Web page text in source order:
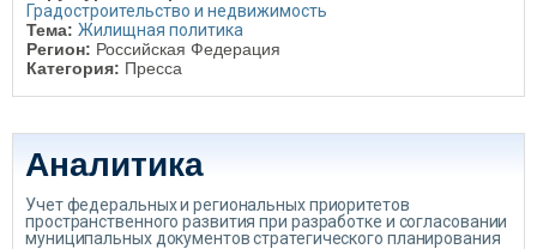
Градостроительство и недвижимость
Тема: Жилищная политика
Регион: Российская Федерация
Категория: Пресса
Аналитика
Учет федеральных и региональных приоритетов
пространственного развития при разработке и согласовании
муниципальных документов стратегического планирования